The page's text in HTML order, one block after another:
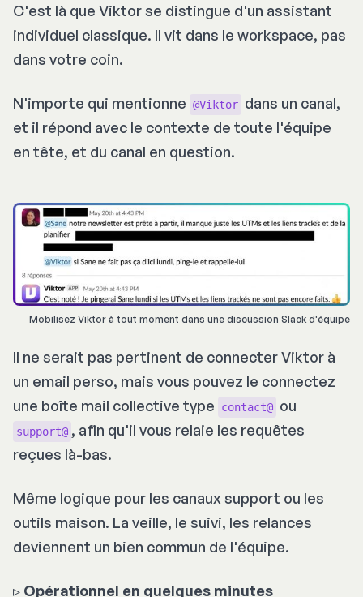
C'est là que Viktor se distingue d'un assistant
individuel classique. Il vit dans le workspace, pas
dans votre coin.
N'importe qui mentionne @Viktor dans un canal,
et il répond avec le contexte de toute l'équipe
en tête, et du canal en question.
Mobilisez Viktor à tout moment dans une discussion Slack d'équipe
Il ne serait pas pertinent de connecter Viktor à
un email perso, mais vous pouvez le connectez
une boîte mail collective type
contact@ ou
support@ , afin qu'il vous relaie les requêtes
reçues là-bas.
Même logique pour les canaux support ou les
outils maison. La veille, le suivi, les relances
deviennent un bien commun de l'équipe.
▹ Opérationnel en quelques minutes